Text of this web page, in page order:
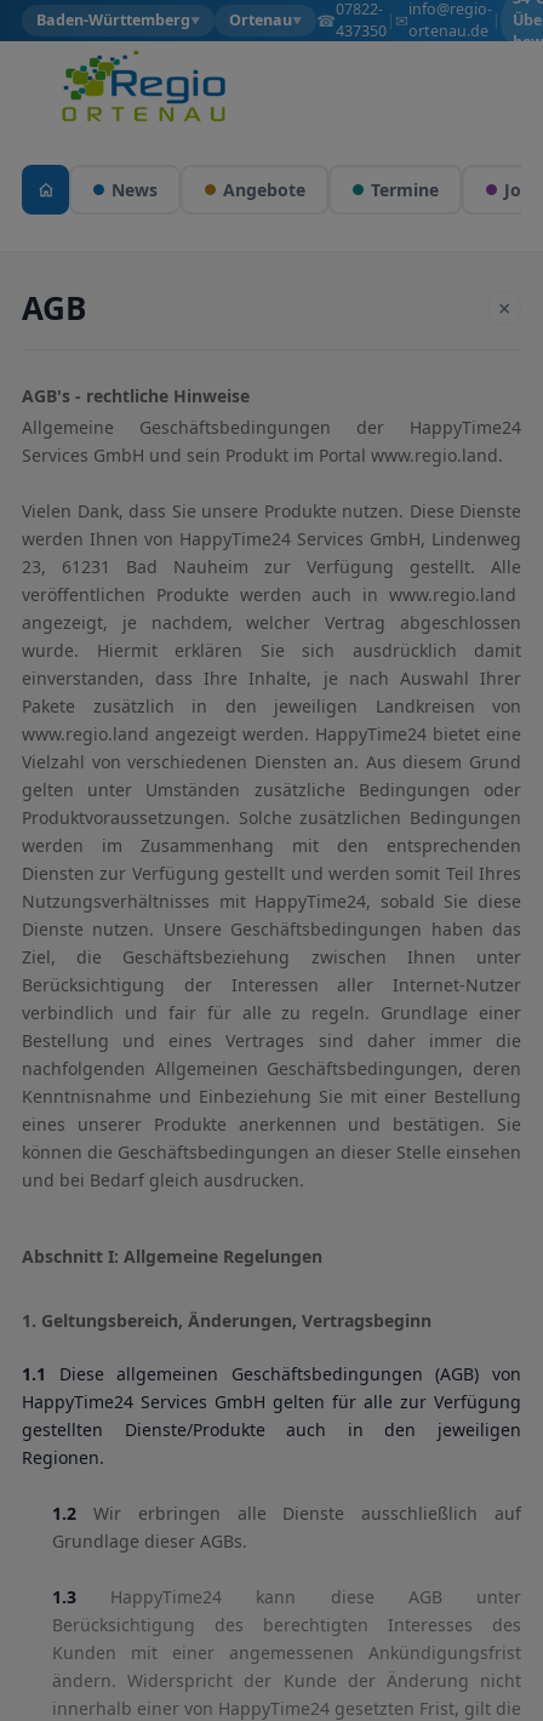
Baden-Württemberg▼ Ortenau▼ ☎07822-
437350
| ✉info@regio-
ortenau.de
|
News Angebote Termine Jobs
AGB ×
AGB's - rechtliche Hinweise
Allgemeine Geschäftsbedingungen der HappyTime24
Services GmbH und sein Produkt im Portal www.regio.land.
Vielen Dank, dass Sie unsere Produkte nutzen. Diese Dienste
werden Ihnen von HappyTime24 Services GmbH, Lindenweg
23, 61231 Bad Nauheim zur Verfügung gestellt. Alle
veröffentlichen Produkte werden auch in www.regio.land
angezeigt, je nachdem, welcher Vertrag abgeschlossen
wurde. Hiermit erklären Sie sich ausdrücklich damit
einverstanden, dass Ihre Inhalte, je nach Auswahl Ihrer
Pakete zusätzlich in den jeweiligen Landkreisen von
www.regio.land angezeigt werden. HappyTime24 bietet eine
Vielzahl von verschiedenen Diensten an. Aus diesem Grund
gelten unter Umständen zusätzliche Bedingungen oder
Produktvoraussetzungen. Solche zusätzlichen Bedingungen
werden im Zusammenhang mit den entsprechenden
Diensten zur Verfügung gestellt und werden somit Teil Ihres
Nutzungsverhältnisses mit HappyTime24, sobald Sie diese
Dienste nutzen. Unsere Geschäftsbedingungen haben das
Ziel, die Geschäftsbeziehung zwischen Ihnen unter
Berücksichtigung der Interessen aller Internet-Nutzer
verbindlich und fair für alle zu regeln. Grundlage einer
Bestellung und eines Vertrages sind daher immer die
nachfolgenden Allgemeinen Geschäftsbedingungen, deren
Kenntnisnahme und Einbeziehung Sie mit einer Bestellung
eines unserer Produkte anerkennen und bestätigen. Sie
können die Geschäftsbedingungen an dieser Stelle einsehen
und bei Bedarf gleich ausdrucken.
Abschnitt I: Allgemeine Regelungen
1. Geltungsbereich, Änderungen, Vertragsbeginn
1.1
Diese allgemeinen Geschäftsbedingungen (AGB) von
HappyTime24 Services GmbH gelten für alle zur Verfügung
gestellten Dienste/Produkte auch in den jeweiligen
Regionen.
1.2 Wir erbringen alle Dienste ausschließlich auf
Grundlage dieser AGBs.
1.3 HappyTime24 kann diese AGB unter
Berücksichtigung des berechtigten Interesses des
Kunden mit einer angemessenen Ankündigungsfrist
ändern. Widerspricht der Kunde der Änderung nicht
innerhalb einer von HappyTime24 gesetzten Frist, gilt die